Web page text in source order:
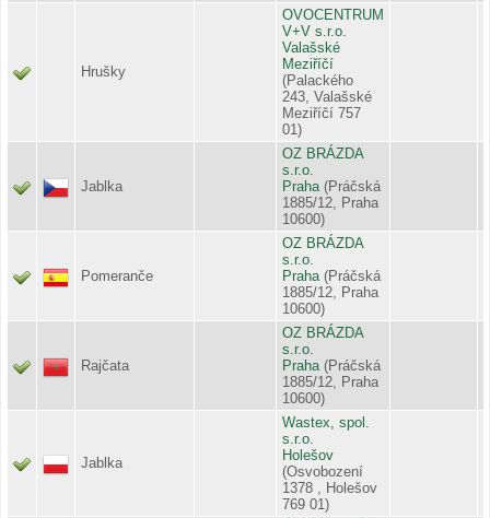
Hrušky
OVOCENTRUM
V+V s.r.o.
Valašské
Meziříčí
(Palackého
243, Valašské
Meziříčí 757
01)
Jablka
OZ BRÁZDA
s.r.o.
Praha (Práčská
1885/12, Praha
10600)
Pomeranče
OZ BRÁZDA
s.r.o.
Praha (Práčská
1885/12, Praha
10600)
Rajčata
OZ BRÁZDA
s.r.o.
Praha (Práčská
1885/12, Praha
10600)
Jablka
Wastex, spol.
s.r.o.
Holešov
(Osvobození
1378 , Holešov
769 01)